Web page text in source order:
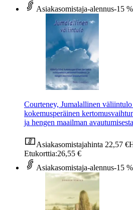
Asiakasomistaja-alennus-15 %
Courteney, Jumalallinen
kokemusperäinen
ja hengen maailman avautumisesta
Asiakasomistajahinta 22,57 €
Etukorttia:26,55 €
Asiakasomistaja-alennus-15 %